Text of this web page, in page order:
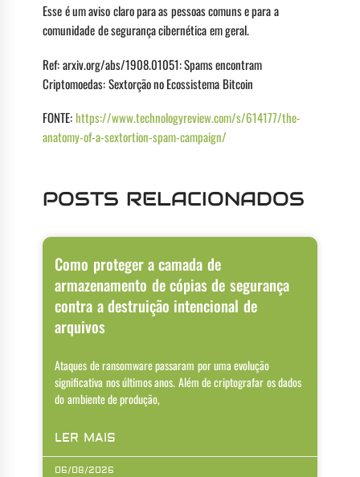
Esse é um aviso claro para as pessoas comuns e para a
comunidade de segurança cibernética em geral.
Ref: arxiv.org/abs/1908.01051: Spams encontram
Criptomoedas: Sextorção no Ecossistema Bitcoin
FONTE:https://www.technologyreview.com/s/614177/the-
anatomy-of-a-sextortion-spam-campaign/
POSTS RELACIONADOS
Como proteger a camada de
armazenamento de cópias de segurança
contra a destruição intencional de
arquivos
Ataques de ransomware passaram por uma evolução
significativa nos últimos anos. Além de criptografar os dados
do ambiente de produção,
LER MAIS
06/08/2026